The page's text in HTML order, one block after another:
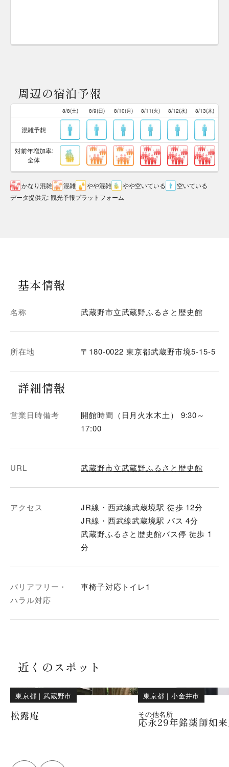
周辺の宿泊予報
8/8(土) 8/9(日) 8/10(月) 8/11(火) 8/12(水) 8/13(木)
混雑予想
対前年増加率:
全体
かなり混雑 混雑 やや混雑 やや空いている
空いている
データ提供元: 観光予報プラットフォーム
基本情報
名称 武蔵野市立武蔵野ふるさと歴史館
所在地 〒180-0022 東京都武蔵野市境5-15-5
詳細情報
営業日時備考
開館時間（日月火水木土） 9:30～
17:00
URL 武蔵野市立武蔵野ふるさと歴史館
アクセス
JR線・西武線武蔵境駅 徒歩 12分
JR線・西武線武蔵境駅 バス 4分
武蔵野ふるさと歴史館バス停 徒歩 1
分
バリアフリー・
ハラル対応
車椅子対応トイレ1
近くのスポット
東京都 ｜武蔵野市
松露庵
東京都 ｜小金井市
その他名所
応永29年銘薬師如